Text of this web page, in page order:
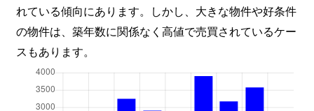
れている傾向にあります。しかし、大きな物件や好条件
の物件は、築年数に関係なく高値で売買されているケー
スもあります。